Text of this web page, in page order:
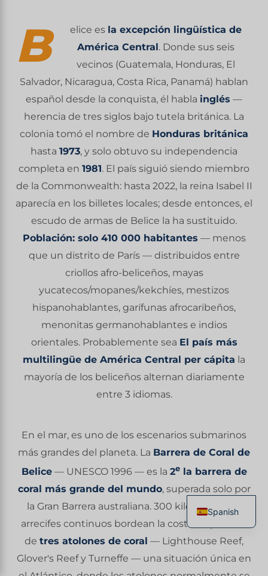
B elice es la excepción lingüística de
América Central . Donde sus seis
vecinos (Guatemala, Honduras, El
Salvador, Nicaragua, Costa Rica, Panamá) hablan
español desde la conquista, él habla inglés —
herencia de tres siglos bajo tutela británica. La
colonia tomó el nombre de Honduras británica
hasta 1973, y solo obtuvo su independencia
completa en 1981. El país siguió siendo miembro
de la Commonwealth: hasta 2022, la reina Isabel II
aparecía en los billetes locales; desde entonces, el
escudo de armas de Belice la ha sustituido.
Población: solo 410 000 habitantes — menos
que un distrito de París — distribuidos entre
criollos afro-beliceños, mayas
yucatecos/mopanes/kekchíes, mestizos
hispanohablantes, garífunas afrocaribeños,
menonitas germanohablantes e indios
orientales. Probablemente sea El país más
multilingüe de América Central per cápita la
mayoría de los beliceños alternan diariamente
entre 3 idiomas.
En el mar, es uno de los escenarios submarinos
más grandes del planeta. La Barrera de Coral de
Belice— UNESCO 1996 — es la 2ela barrera de
coral más grande del mundo, superada solo por
la Gran Barrera australiana. 300 kilómetros de
arrecifes continuos bordean la costa, salpicados
de tres atolones de coral — Lighthouse Reef,
Glover's Reef y Turneffe — una situación única en
Spanish
French
Italian